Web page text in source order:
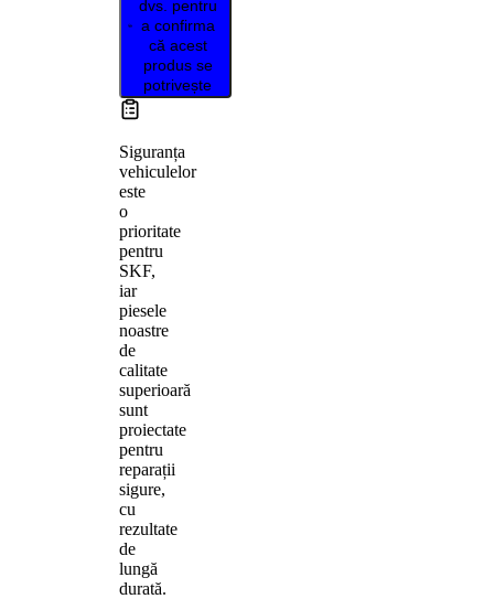
dvs. pentru
a confirma
că acest
produs se
potrivește
Siguranța
vehiculelor
este
o
prioritate
pentru
SKF,
iar
piesele
noastre
de
calitate
superioară
sunt
proiectate
pentru
reparații
sigure,
cu
rezultate
de
lungă
durată.